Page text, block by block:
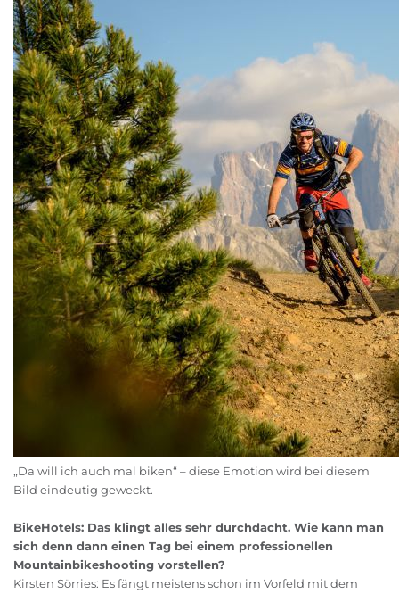
„Da will ich auch mal biken“ – diese Emotion wird bei diesem
Bild eindeutig geweckt.
BikeHotels: Das klingt alles sehr durchdacht. Wie kann man
sich denn dann einen Tag bei einem professionellen
Mountainbikeshooting vorstellen?
Kirsten Sörries: Es fängt meistens schon im Vorfeld mit dem